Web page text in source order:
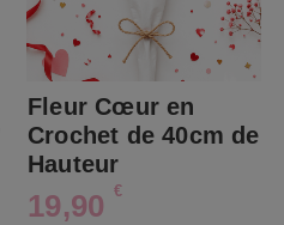
Fleur Cœur en
Crochet de 40cm de
Hauteur
19,90 €